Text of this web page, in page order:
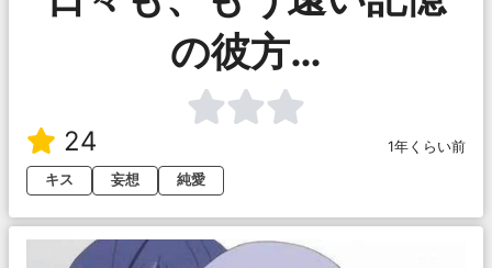
の彼方…
24
1年くらい前
キス
妄想 純愛